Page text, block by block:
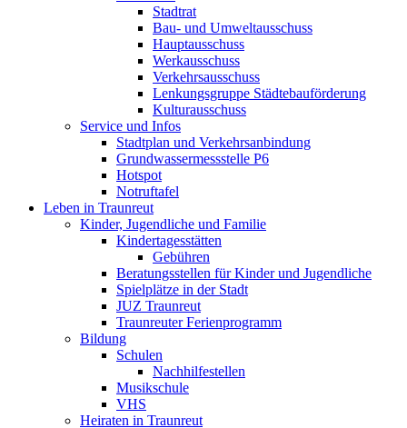
Stadtrat
Bau- und Umweltausschuss
Hauptausschuss
Werkausschuss
Verkehrsausschuss
Lenkungsgruppe Städtebauförderung
Kulturausschuss
Service und Infos
Stadtplan und Verkehrsanbindung
Grundwassermessstelle P6
Hotspot
Notruftafel
Leben in Traunreut
Kinder, Jugendliche und Familie
Kindertagesstätten
Gebühren
Beratungsstellen für Kinder und Jugendliche
Spielplätze in der Stadt
JUZ Traunreut
Traunreuter Ferienprogramm
Bildung
Schulen
Nachhilfestellen
Musikschule
VHS
Heiraten in Traunreut